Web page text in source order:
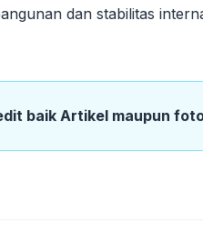
dan stabilitas
baik Artikel maupun